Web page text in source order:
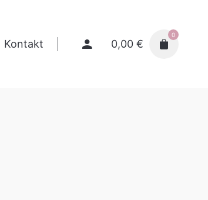
Kontakt 0,00 €
0